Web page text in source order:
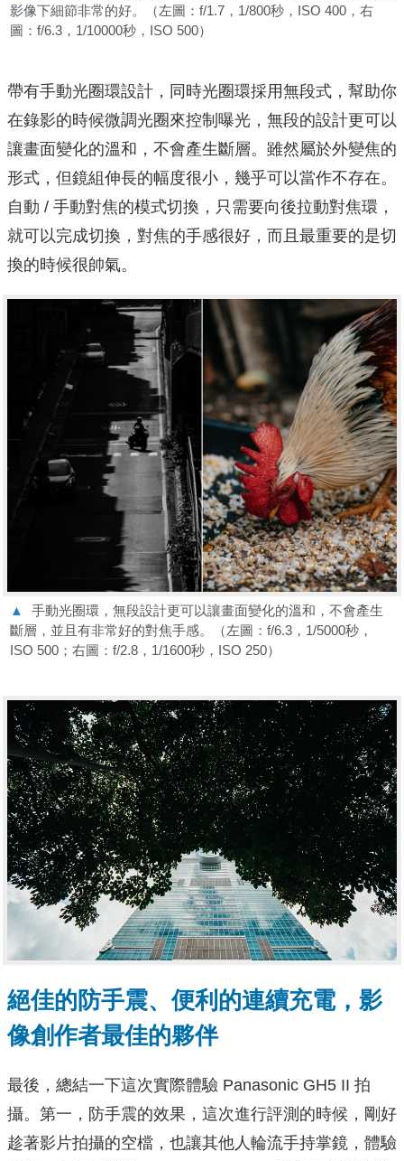
影像下細節非常的好。（左圖：f/1.7，1/800秒，ISO 400，右
圖：f/6.3，1/10000秒，ISO 500）
帶有⼿動光圈環設計，同時光圈環採⽤無段式，幫助你
在錄影的時候微調光圈來控制曝光，無段的設計更可以
讓畫面變化的溫和，不會產⽣斷層。雖然屬於外變焦的
形式，但鏡組伸長的幅度很小，幾乎可以當作不存在。
⾃動 / ⼿動對焦的模式切換，只需要向後拉動對焦環，
就可以完成切換，對焦的⼿感很好，⽽且最重要的是切
換的時候很帥氣。
▲
手動光圈環，無段設計更可以讓畫面變化的溫和，不會產⽣
斷層，並且有非常好的對焦手感。（左圖：f/6.3，1/5000秒，
ISO 500；右圖：f/2.8，1/1600秒，ISO 250）
絕佳的防手震、便利的連續充電，影
像創作者最佳的夥伴
最後，總結一下這次實際體驗 Panasonic GH5 II 拍
攝。第⼀，防⼿震的效果，這次進行評測的時候，剛好
趁著影片拍攝的空檔，也讓其他人輪流手持掌鏡，體驗